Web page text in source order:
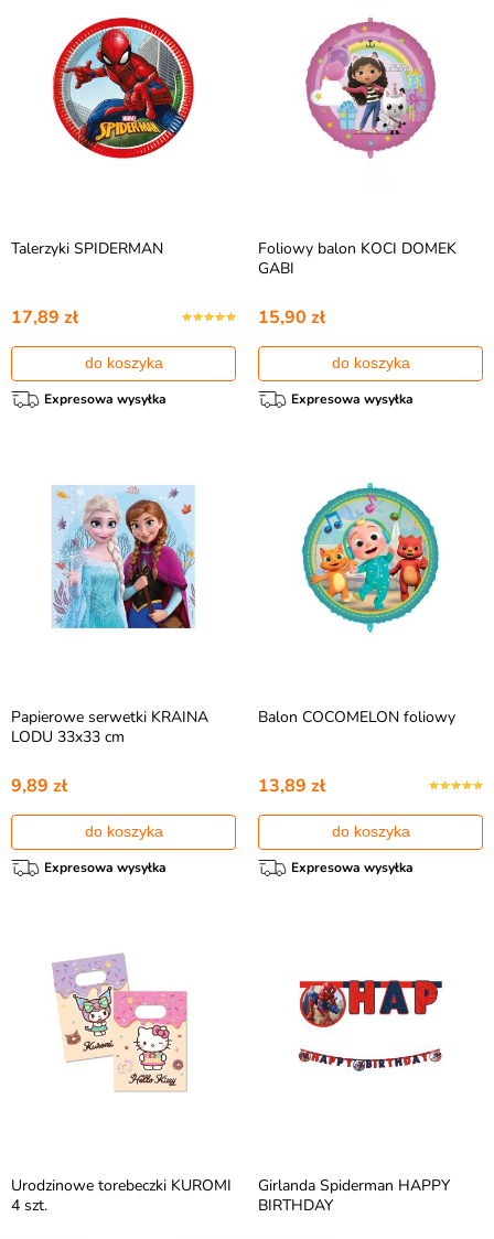
Talerzyki SPIDERMAN
17,89 zł
do koszyka
Expresowa wysyłka
Foliowy balon KOCI DOMEK
GABI
15,90 zł
do koszyka
Expresowa wysyłka
Papierowe serwetki KRAINA
LODU 33x33 cm
9,89 zł
do koszyka
Expresowa wysyłka
Balon COCOMELON foliowy
13,89 zł
do koszyka
Expresowa wysyłka
Urodzinowe torebeczki KUROMI
4 szt.
Girlanda Spiderman HAPPY
BIRTHDAY